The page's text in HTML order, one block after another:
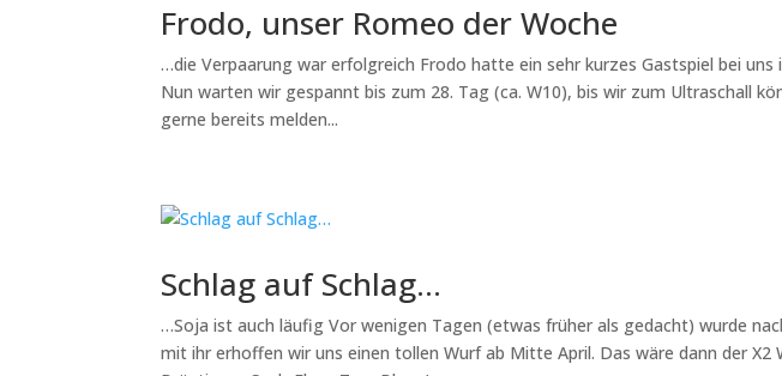
Frodo, unser Romeo der Woche
…die Verpaarung war erfolgreich Frodo hatte ein sehr kurzes Gastspiel bei
Nun warten wir gespannt bis zum 28. Tag (ca. W10), bis wir zum Ultraschall
gerne bereits melden...
Schlag auf Schlag…
…Soja ist auch läufig Vor wenigen Tagen (etwas früher als gedacht) wurde
mit ihr erhoffen wir uns einen tollen Wurf ab Mitte April. Das wäre dann der X2